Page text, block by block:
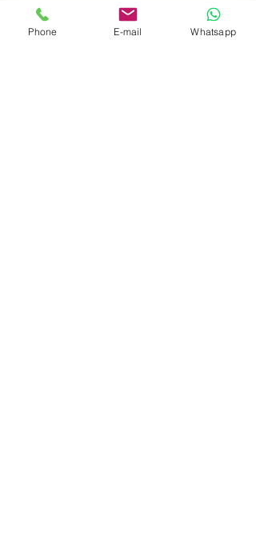
Tarifs
Tutoriel d'inscription
Phone E-mail Whatsapp